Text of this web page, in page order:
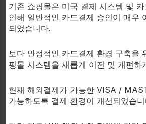
-근육 성장 및 근력 증가 지원: Killer
을 촉진하고 근력을 향상시키는 데 도
-운동 능력 향상: 더 오래 지속되는
여 더 효과적인 운동을 할 수 있도록
-전반적인 신체 활력 증진: Killer
최적화하여 일상적인 활동에서도 더
기존 쇼핑몰은 미국 결제 시스템 및
인해 일반적인 카드결제 승인이 매우
되었습니다.
보다 안정적인 카드결제 환경 구축을
핑몰 시스템을 새롭게 이전 및 개편하
현재 해외결제가 가능한 VISA /
가능하도록 결제 환경이 개선되었습